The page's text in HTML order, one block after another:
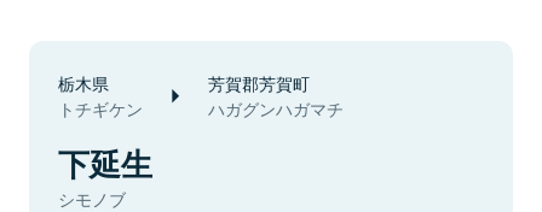
栃木県
トチギケン
芳賀郡芳賀町
ハガグンハガマチ
下延生
シモノブ